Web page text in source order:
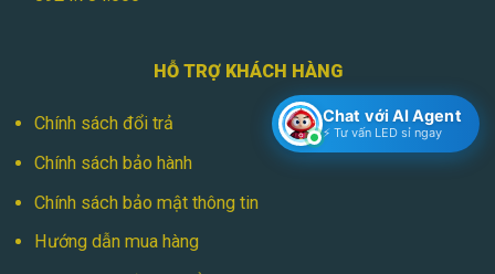
HỖ TRỢ KHÁCH HÀNG
Chính sách đổi trả
Chính sách bảo hành
Chính sách bảo mật thông tin
Hướng dẫn mua hàng
Chat với AI Agent
⚡ Tư vấn LED sỉ ngay